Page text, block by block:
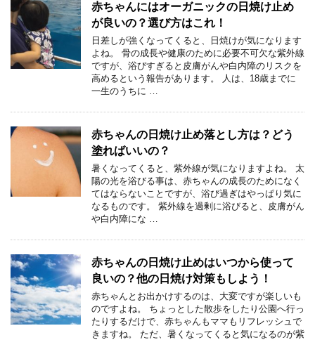
赤ちゃんにはオーガニックの日焼け止め
が良いの？選び方はこれ！
日差しが強くなってくると、日焼けが気になります
よね。 骨の成長や健康のために必要不可欠な紫外線
ですが、浴びすぎると皮膚がんや白内障のリスクを
高めるという報告があります。 人は、18歳までに
一生のうちに …
赤ちゃんの日焼け止め落とし方は？どう
塗ればいいの？
暑くなってくると、紫外線が気になりますよね。 太
陽の光を浴びる事は、赤ちゃんの成長のためになく
てはならないことですが、浴び過ぎはやっぱり気に
なるものです。 紫外線を過剰に浴びると、皮膚がん
や白内障にな …
赤ちゃんの日焼け止めはいつから使って
良いの？他の日焼け対策もしよう！
赤ちゃんとお出かけするのは、大変ですが楽しいも
のですよね。 ちょっとした散歩をしたり公園へ行っ
たりするだけで、赤ちゃんもママもリフレッシュで
きますね。 ただ、暑くなってくると気になるのが紫